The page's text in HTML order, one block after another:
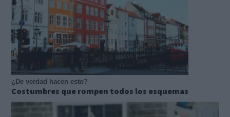
¿De verdad hacen esto?
Costumbres que rompen todos los esquemas